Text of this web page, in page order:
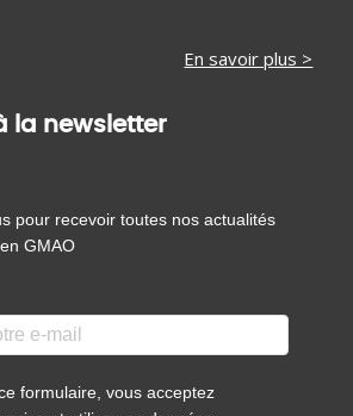
En savoir plus >
la newsletter
pour recevoir toutes nos actualités
GMAO
formulaire, vous acceptez